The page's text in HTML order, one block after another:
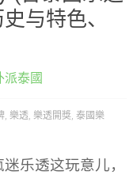
与特色、
派泰國
,樂透,樂透開獎,泰國樂
乐透这玩意儿，